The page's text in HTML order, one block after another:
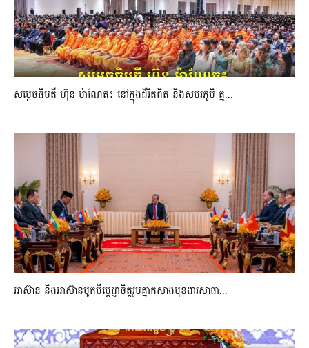
សម្តេចធិបតី ហ៊ុន ម៉ាណែត៖ នៅក្នុងជីវិតពិត និងសមរភូមិ គ្ម...
អាស៊ាន និងអាស៊ានបូកបីប្តេជ្ញាចិត្តរួមគ្នាកសាងមុខងារសាធា...